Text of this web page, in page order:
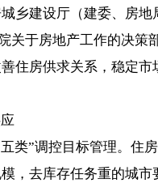
乡建设厅（建委、房
关于房地产工作的决策
住房供求关系，稳定
类”调控目标管理。住
，去库存任务重的城